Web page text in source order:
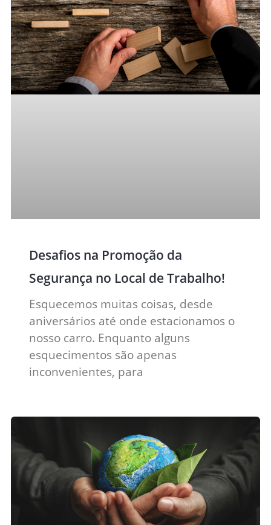
Desafios na Promoção da
Segurança no Local de Trabalho!
Esquecemos muitas coisas, desde
aniversários até onde estacionamos o
nosso carro. Enquanto alguns
esquecimentos são apenas
inconvenientes, para